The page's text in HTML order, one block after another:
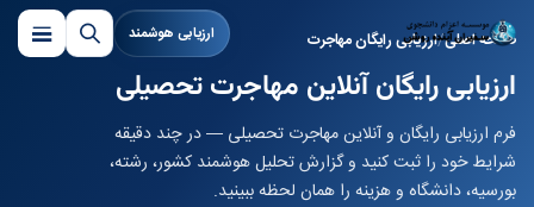
ارزیابی هوشمند صفحه اصلی ارزیابی رایگان مهاجرت
ارزیابی رایگان آنلاین مهاجرت تحصیلی
فرم ارزیابی رایگان و آنلاین مهاجرت تحصیلی — در چند دقیقه
شرایط خود را ثبت کنید و گزارش تحلیل هوشمند کشور، رشته،
بورسیه، دانشگاه و هزینه را همان لحظه ببینید.